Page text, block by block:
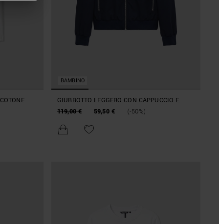
BAMBINO
GIUBBOTTO LEGGERO CON CAPPUCCIO E
TASCHE ZIP
119,00 € 59,50 € (-50%)